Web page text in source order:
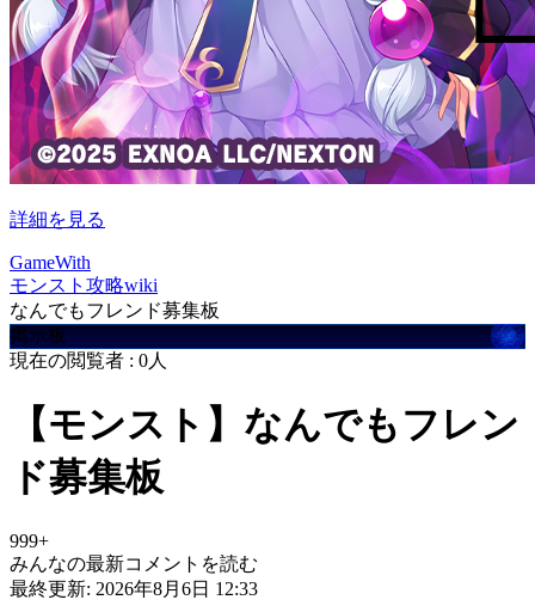
詳細を見る
GameWith
モンスト攻略wiki
なんでもフレンド募集板
掲示板
現在の閲覧者 : 0人
【モンスト】なんでもフレン
ド募集板
999+
みんなの最新コメントを読む
最終更新: 2026年8月6日 12:33